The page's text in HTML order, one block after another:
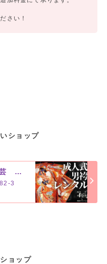
さい！
ショップ
【男袴】きらら西田きもの工芸 京都北大路駅前店
3
ョップ